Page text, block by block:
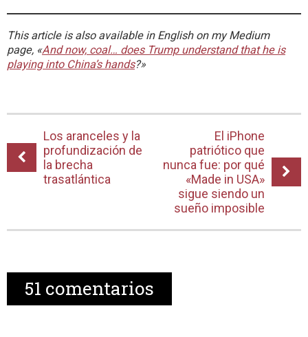
This article is also available in English on my Medium
page, «And now, coal… does Trump understand that he is
playing into China’s hands?»
Los aranceles y la
profundización de
la brecha
trasatlántica
El iPhone
patriótico que
nunca fue: por qué
«Made in USA»
sigue siendo un
sueño imposible
51 comentarios